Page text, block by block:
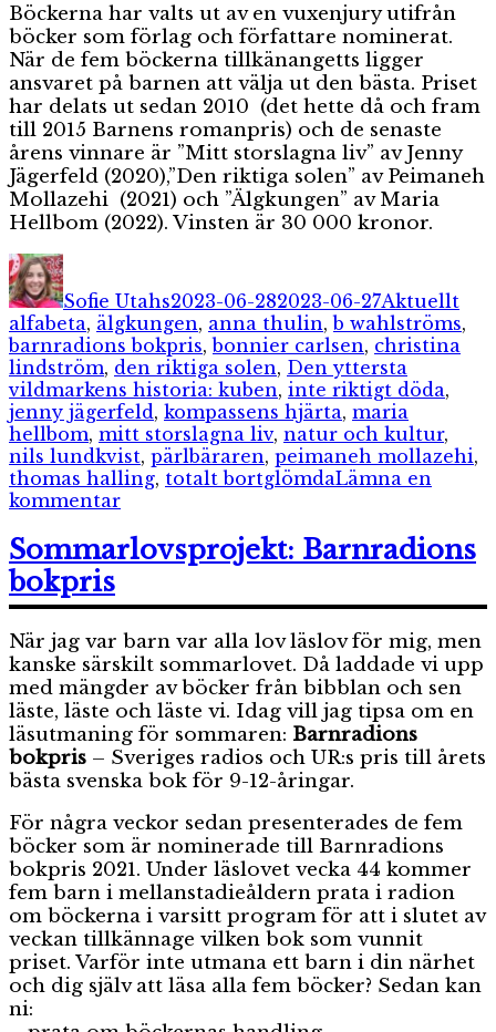
Böckerna har valts ut av en vuxenjury utifrån
böcker som förlag och författare nominerat.
När de fem böckerna tillkänangetts ligger
ansvaret på barnen att välja ut den bästa. Priset
har delats ut sedan 2010 (det hette då och fram
till 2015 Barnens romanpris) och de senaste
årens vinnare är ”Mitt storslagna liv” av Jenny
Jägerfeld (2020),”Den riktiga solen” av Peimaneh
Mollazehi (2021) och ”Älgkungen” av Maria
Hellbom (2022). Vinsten är 30 000 kronor.
Författare
Sofie Utahs2023-06-282023-06-27Aktuellt
alfabeta, älgkungen, anna thulin,b wahlströms,
barnradions bokpris,bonnier carlsen, christina
lindström, den riktiga solen, Den yttersta
vildmarkens historia: kuben, inte riktigt döda,
jenny jägerfeld, kompassens hjärta, maria
hellbom, mitt storslagna liv, natur och kultur,
nils lundkvist, pärlbäraren, peimaneh mollazehi,
thomas halling, totalt bortglömdaLämna en
kommentartill
nominerade
till
bokpris
2023
Sommarlovsprojekt: Barnradions
bokpris
När jag var barn var alla lov läslov för mig, men
kanske särskilt sommarlovet. Då laddade vi upp
med mängder av böcker från bibblan och sen
läste, läste och läste vi. Idag vill jag tipsa om en
läsutmaning för sommaren: Barnradions
bokpris – Sveriges radios och UR:s pris till årets
bästa svenska bok för 9-12-åringar.
För några veckor sedan presenterades de fem
böcker som är nominerade till Barnradions
bokpris 2021. Under läslovet vecka 44 kommer
fem barn i mellanstadieåldern prata i radion
om böckerna i varsitt program för att i slutet av
veckan tillkännage vilken bok som vunnit
priset. Varför inte utmana ett barn i din närhet
och dig själv att läsa alla fem böcker? Sedan kan
ni: